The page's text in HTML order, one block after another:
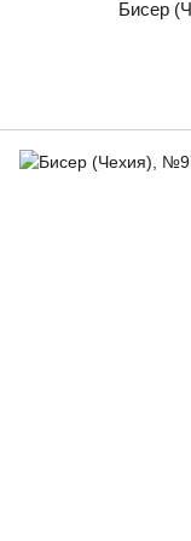
Бисер